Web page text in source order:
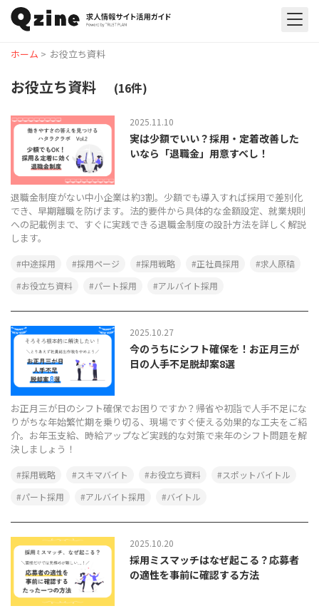
ホーム > お役立ち資料
お役立ち資料 (16件)
2025.11.10
実は少額でいい？採用・定着改善した
いなら「退職金」用意すべし！
退職金制度がない中小企業は約3割。少額でも導入すれば採用で差別化
でき、早期離職を防げます。法的要件から具体的な金額設定、就業規則
への記載例まで、すぐに実践できる退職金制度の設計方法を詳しく解説
します。
中途採用 採用ページ 採用戦略 正社員採用
求人原稿
お役立ち資料
パート採用 アルバイト採用
2025.10.27
今のうちにシフト確保を！お正月三が
日の人手不足脱却案8選
お正月三が日のシフト確保でお困りですか？帰省や初詣で人手不足にな
りがちな年始繁忙期を乗り切る、現場ですぐ使える効果的な工夫をご紹
介。お年玉支給、時給アップなど実践的な対策で来年のシフト問題を解
決しましょう！
採用戦略 スキマバイト お役立ち資料
スポットバイトル
パート採用
アルバイト採用 バイトル
2025.10.20
採用ミスマッチはなぜ起こる？応募者
の適性を事前に確認する方法